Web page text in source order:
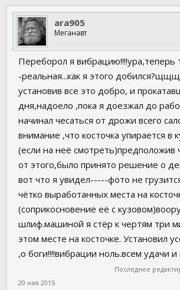
ara905
Меганавт
Переборол я вибрацию!!!!ура,теперь
-реальная...как я этого
установив все это добро, и
дня,надоело ,пока я доезжал до
начинал чесаться от дрожи всего
внимание ,что косточка упирается в
(если на неё смотреть)предположив
от этого,было принято решение о
вот что я увидел-----фото не
чётко выработанных места на
(соприкосновение её с
шлиф.машиной я стёр к чертям три
этом месте на косточке. Установил
,о боги!!!!вибрации ноль.всем удачи и
Последнее
20 ноя 2015